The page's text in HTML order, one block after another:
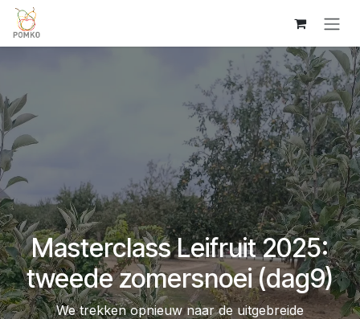
Overslaan naar inhoud
Masterclass Leifruit 2025:
tweede zomersnoei (dag9)
We trekken opnieuw naar de uitgebreide